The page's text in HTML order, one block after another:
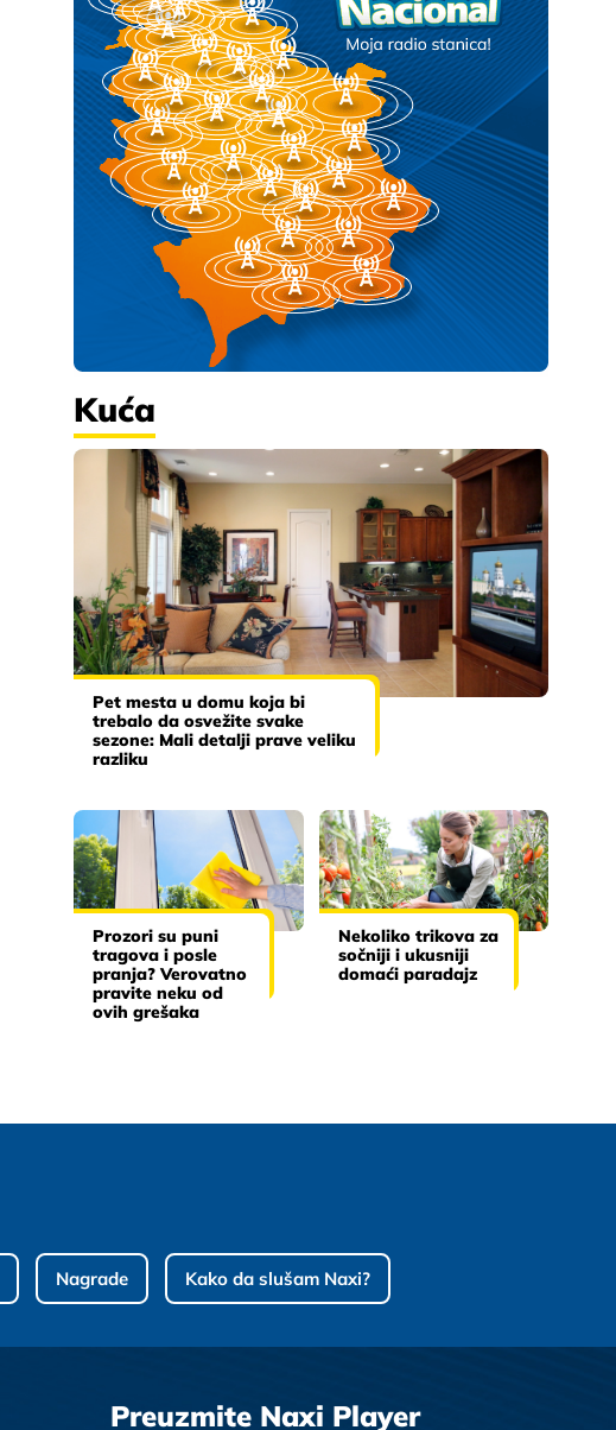
Kuća
Pet mesta u domu koja bi
trebalo da osvežite svake
sezone: Mali detalji prave veliku
razliku
Prozori su puni
tragova i posle
pranja? Verovatno
pravite neku od
ovih grešaka
Nekoliko trikova za
sočniji i ukusniji
domaći paradajz
Nagrade Kako da slušam Naxi?
Preuzmite Naxi Player